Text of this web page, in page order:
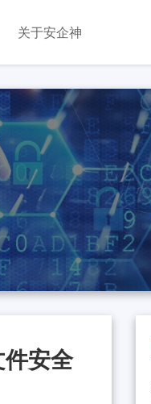
关于安企神
安全